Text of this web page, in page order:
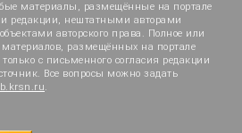
материалы, размещённые на портале
редакции, нештатными авторами
авторского права. Полное или
материалов, размещённых на портале
только с письменного согласия редакции
Все вопросы можно задать
.